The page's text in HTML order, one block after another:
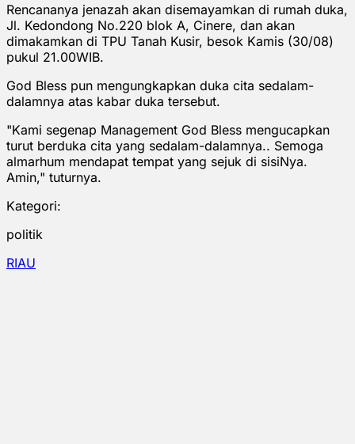
Rencananya jenazah akan disemayamkan di rumah duka,
Jl. Kedondong No.220 blok A, Cinere, dan akan
dimakamkan di TPU Tanah Kusir, besok Kamis (30/08)
pukul 21.00WIB.
God Bless pun mengungkapkan duka cita sedalam-
dalamnya atas kabar duka tersebut.
"Kami segenap Management God Bless mengucapkan
turut berduka cita yang sedalam-dalamnya.. Semoga
almarhum mendapat tempat yang sejuk di sisiNya.
Amin," tuturnya.
Kategori:
politik
RIAU